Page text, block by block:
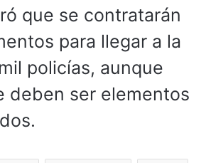
que se contratarán
para llegar a la
policías, aunque
deben ser elementos